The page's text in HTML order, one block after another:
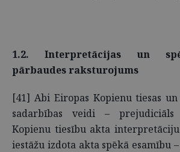
1.2. Interpretācijas un
pārbaudes raksturojums
[41] Abi Eiropas Kopienu tiesas
sadarbības veidi –
Kopienu tiesību akta
iestāžu izdota akta spēkā esamību